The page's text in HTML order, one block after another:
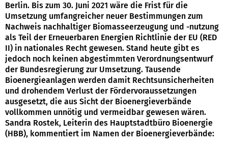
Berlin. Bis zum 30. Juni 2021 wäre die Frist für die
Umsetzung umfangreicher neuer Bestimmungen zum
Nachweis nachhaltiger Biomasseerzeugung und -nutzung
als Teil der Erneuerbaren Energien Richtlinie der EU (RED
II) in nationales Recht gewesen. Stand heute gibt es
jedoch noch keinen abgestimmten Verordnungsentwurf
der Bundesregierung zur Umsetzung. Tausende
Bioenergieanlagen werden damit Rechtsunsicherheiten
und drohendem Verlust der Fördervoraussetzungen
ausgesetzt, die aus Sicht der Bioenergieverbände
vollkommen unnötig und vermeidbar gewesen wären.
Sandra Rostek, Leiterin des Hauptstadtbüro Bioenergie
(HBB), kommentiert im Namen der Bioenergieverbände: